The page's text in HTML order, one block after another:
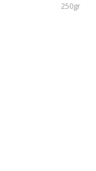
250gr